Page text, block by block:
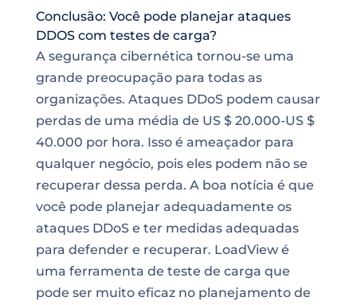
Conclusão: Você pode planejar ataques
DDOS com testes de carga?
A segurança cibernética tornou-se uma
grande preocupação para todas as
organizações. Ataques DDoS podem causar
perdas de uma média de US $ 20.000-US $
40.000 por hora. Isso é ameaçador para
qualquer negócio, pois eles podem não se
recuperar dessa perda. A boa notícia é que
você pode planejar adequadamente os
ataques DDoS e ter medidas adequadas
para defender e recuperar. LoadView é
uma ferramenta de teste de carga que
pode ser muito eficaz no planejamento de